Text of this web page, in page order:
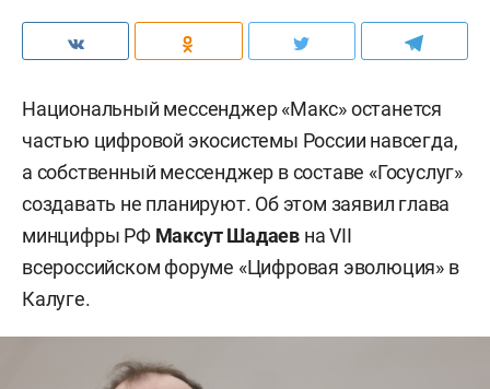
Национальный мессенджер «Макс» останется
частью цифровой экосистемы России навсегда,
а собственный мессенджер в составе «Госуслуг»
создавать не планируют. Об этом заявил глава
минцифры РФ Максут Шадаев на VII
всероссийском форуме «Цифровая эволюция» в
Калуге.